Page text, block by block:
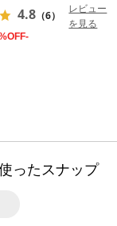
4.8 （6）
レビュー
を見る
ったスナップ